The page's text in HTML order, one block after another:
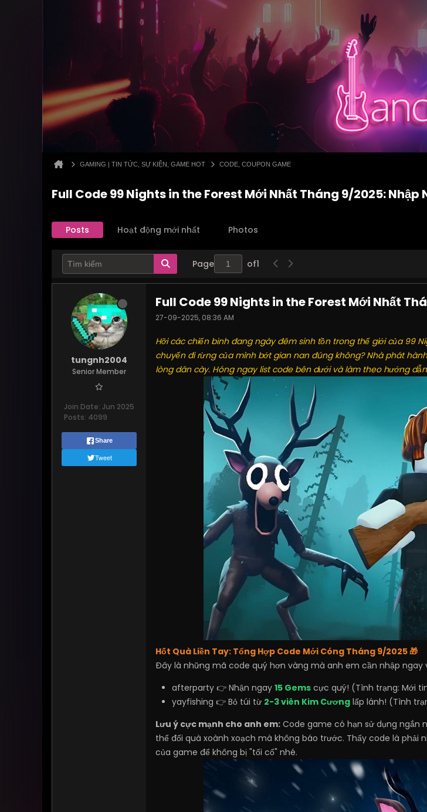
GAMING | TIN TỨC, SỰ KIỆN, GAME HOT CODE, COUPON GAME
Full Code 99 Nights in the Forest Mới Nhất Tháng 9/2025: Nhập
Posts Hoạt động mới nhất Photos
Page of1
tungnh2004
Senior Member
Join Date: Jun 2025
Posts: 4099
Share
Tweet
Full Code 99 Nights in the Forest Mới Nhất
27-09-2025, 08:36 AM
Hỡi các chiến binh đang ngày đêm sinh tồn trong thế giới của 99
chuyến đi rừng của mình bớt gian nan đúng không? Nhà phát
lòng dân cày. Hóng ngay list code bên dưới và làm theo hướng
Hốt Quà Liền Tay: Tổng Hợp Code Mới Cóng Tháng 9/2025 🎁
Đây là những mã code quý hơn vàng mà anh em cần nhập
afterparty 👉 Nhận ngay 15 Gems cực quý! (Tình trạng: Mới
yayfishing 👉 Bỏ túi từ 2-3 viên Kim Cương lấp lánh! (Tình
Lưu ý cực mạnh cho anh em: Code game có hạn sử dụng ngắn
thể đổi quà xoành xoạch mà không báo trước. Thấy code là
của game để không bị "tối cổ" nhé.